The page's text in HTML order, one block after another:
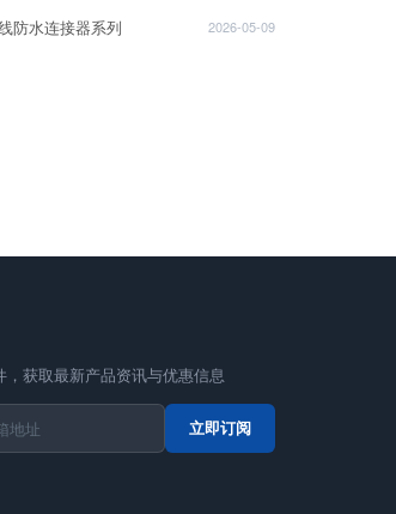
防水连接器系列 2026-05-09
，获取最新产品资讯与优惠信息
立即订阅